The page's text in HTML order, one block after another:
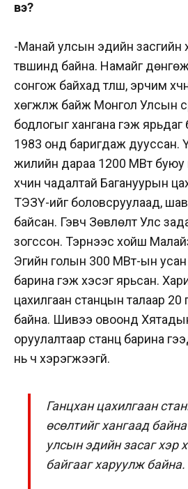
вэ?
-Манай улсын эдийн засгийн
түвшинд байна. Намайг
сонгож байхад түлш, эрчим
хөгжүүлж байж Монгол Улсын
бодлогыг хангана гэж
1983 онд баригдаж дууссан.
жилийн дараа 1200 МВт буюу
хүчин чадалтай Багануурын
ТЭЗҮ-ийг боловсруулаад,
байсан. Гэвч Зөвлөлт Улс
зогссон. Тэрнээс хойш
Эгийн голын 300 МВт-ын усан
барина гэж хэсэг ярьсан.
цахилгаан станцын талаар
байна. Шивээ овоонд
оруулалтаар станц барина
нь ч хэрэгжээгүй.
Ганцхан цахилгаан
өсөлтийг хангаад
улсын эдийн засаг хэр
байгааг харуулж байна.